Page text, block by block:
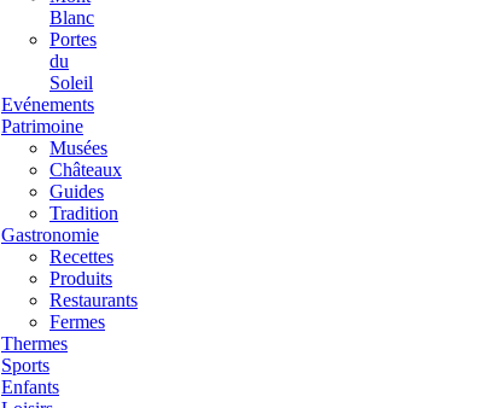
Blanc
Portes
du
Soleil
Evénements
Patrimoine
Musées
Châteaux
Guides
Tradition
Gastronomie
Recettes
Produits
Restaurants
Fermes
Thermes
Sports
Enfants